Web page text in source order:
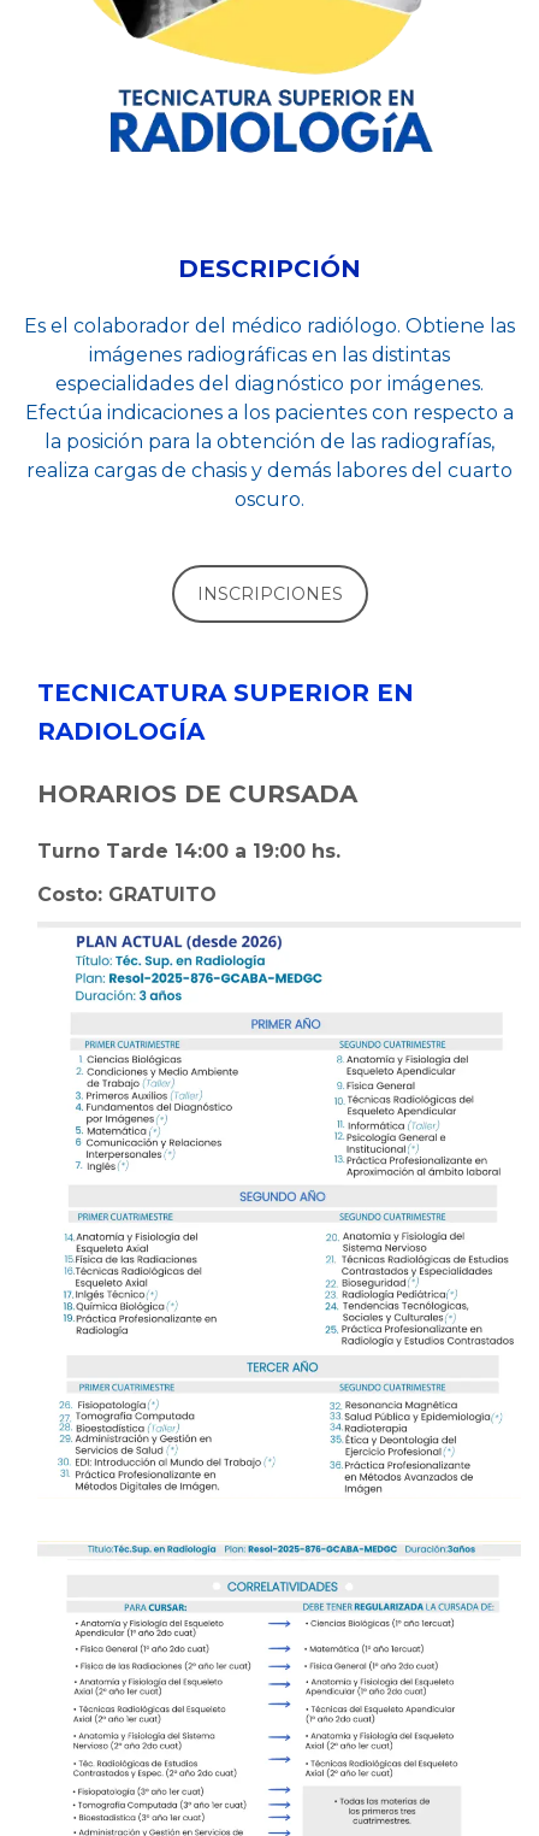
DESCRIPCIÓN
Es el colaborador del médico radiólogo. Obtiene las
imágenes radiográficas en las distintas
especialidades del diagnóstico por imágenes.
Efectúa indicaciones a los pacientes con respecto a
la posición para la obtención de las radiografías,
realiza cargas de chasis y demás labores del cuarto
oscuro.
INSCRIPCIONES
TECNICATURA SUPERIOR EN
RADIOLOGÍA
HORARIOS DE CURSADA
Turno Tarde 14:00 a 19:00 hs.
Costo: GRATUITO